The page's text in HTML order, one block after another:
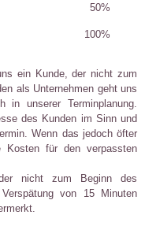
ein Kunde, der nicht zum
als Unternehmen geht uns
unserer Terminplanung.
des Kunden im Sinn und
Wenn das jedoch öfter
Kosten für den verpassten
nicht zum Beginn des
von 15 Minuten
50%
100%